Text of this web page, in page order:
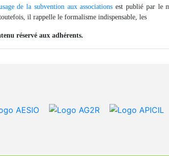
de la subvention aux associations est publié par le
il rappelle le formalisme indispensable, les
réservé aux adhérents.